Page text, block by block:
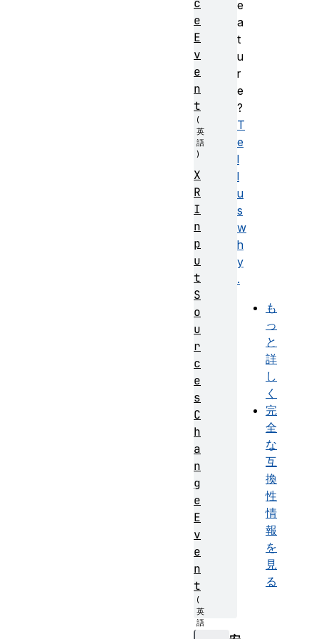
e
a
t
u
r
e
?
T
e
l
l
u
s
w
h
y
.
も
っ
と
詳
し
く
完
全
な
互
換
性
情
報
を
見
る
c
e
E
v
e
n
t
X
R
I
n
p
u
t
S
o
u
r
c
e
s
C
h
a
n
g
e
E
v
e
n
t